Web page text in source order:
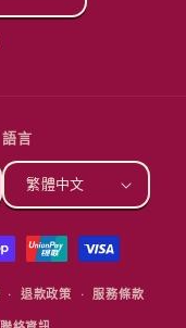
語言
繁體中文
退款政策 服務條款